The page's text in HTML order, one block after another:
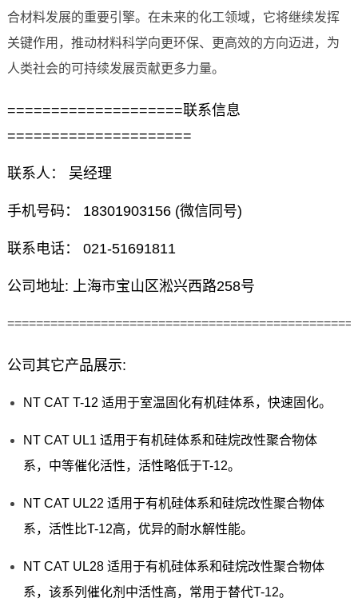
合材料发展的重要引擎。在未来的化工领域，它将继续发挥
关键作用，推动材料科学向更环保、更高效的方向迈进，为
人类社会的可持续发展贡献更多力量。
====================联系信息
=====================
联系人： 吴经理
手机号码： 18301903156 (微信同号)
联系电话： 021-51691811
公司地址: 上海市宝山区淞兴西路258号
公司其它产品展示:
NT CAT T-12 适用于室温固化有机硅体系，快速固化。
NT CAT UL1 适用于有机硅体系和硅烷改性聚合物体
系，中等催化活性，活性略低于T-12。
NT CAT UL22 适用于有机硅体系和硅烷改性聚合物体
系，活性比T-12高，优异的耐水解性能。
NT CAT UL28 适用于有机硅体系和硅烷改性聚合物体
系，该系列催化剂中活性高，常用于替代T-12。